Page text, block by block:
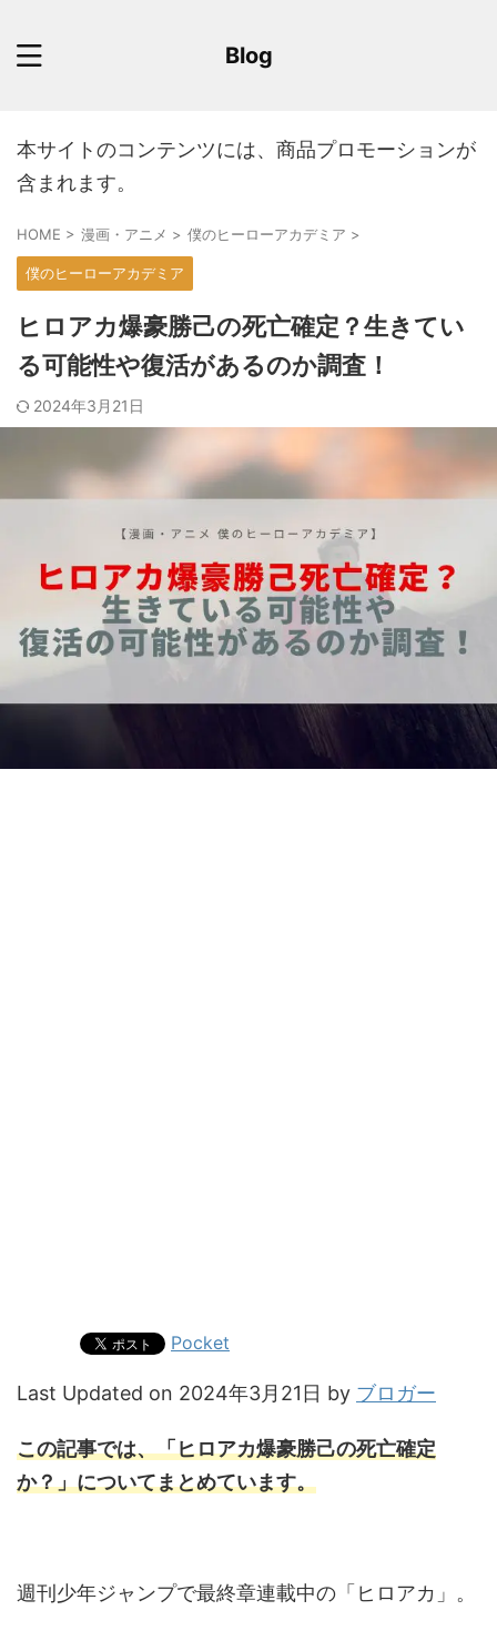
Blog
本サイトのコンテンツには、商品プロモーションが
含まれます。
HOME > 漫画・アニメ > 僕のヒーローアカデミア >
僕のヒーローアカデミア
ヒロアカ爆豪勝己の死亡確定？生きてい
る可能性や復活があるのか調査！
2024年3月21日
Pocket
Last Updated on 2024年3月21日 by ブロガー
この記事では、「ヒロアカ爆豪勝己の死亡確定
か？」についてまとめています。
週刊少年ジャンプで最終章連載中の「ヒロアカ」。